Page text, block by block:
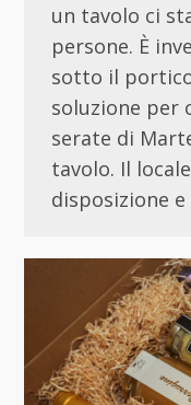
un tavolo ci
persone. È
sotto il
soluzione per
serate di
tavolo. Il
disposizione